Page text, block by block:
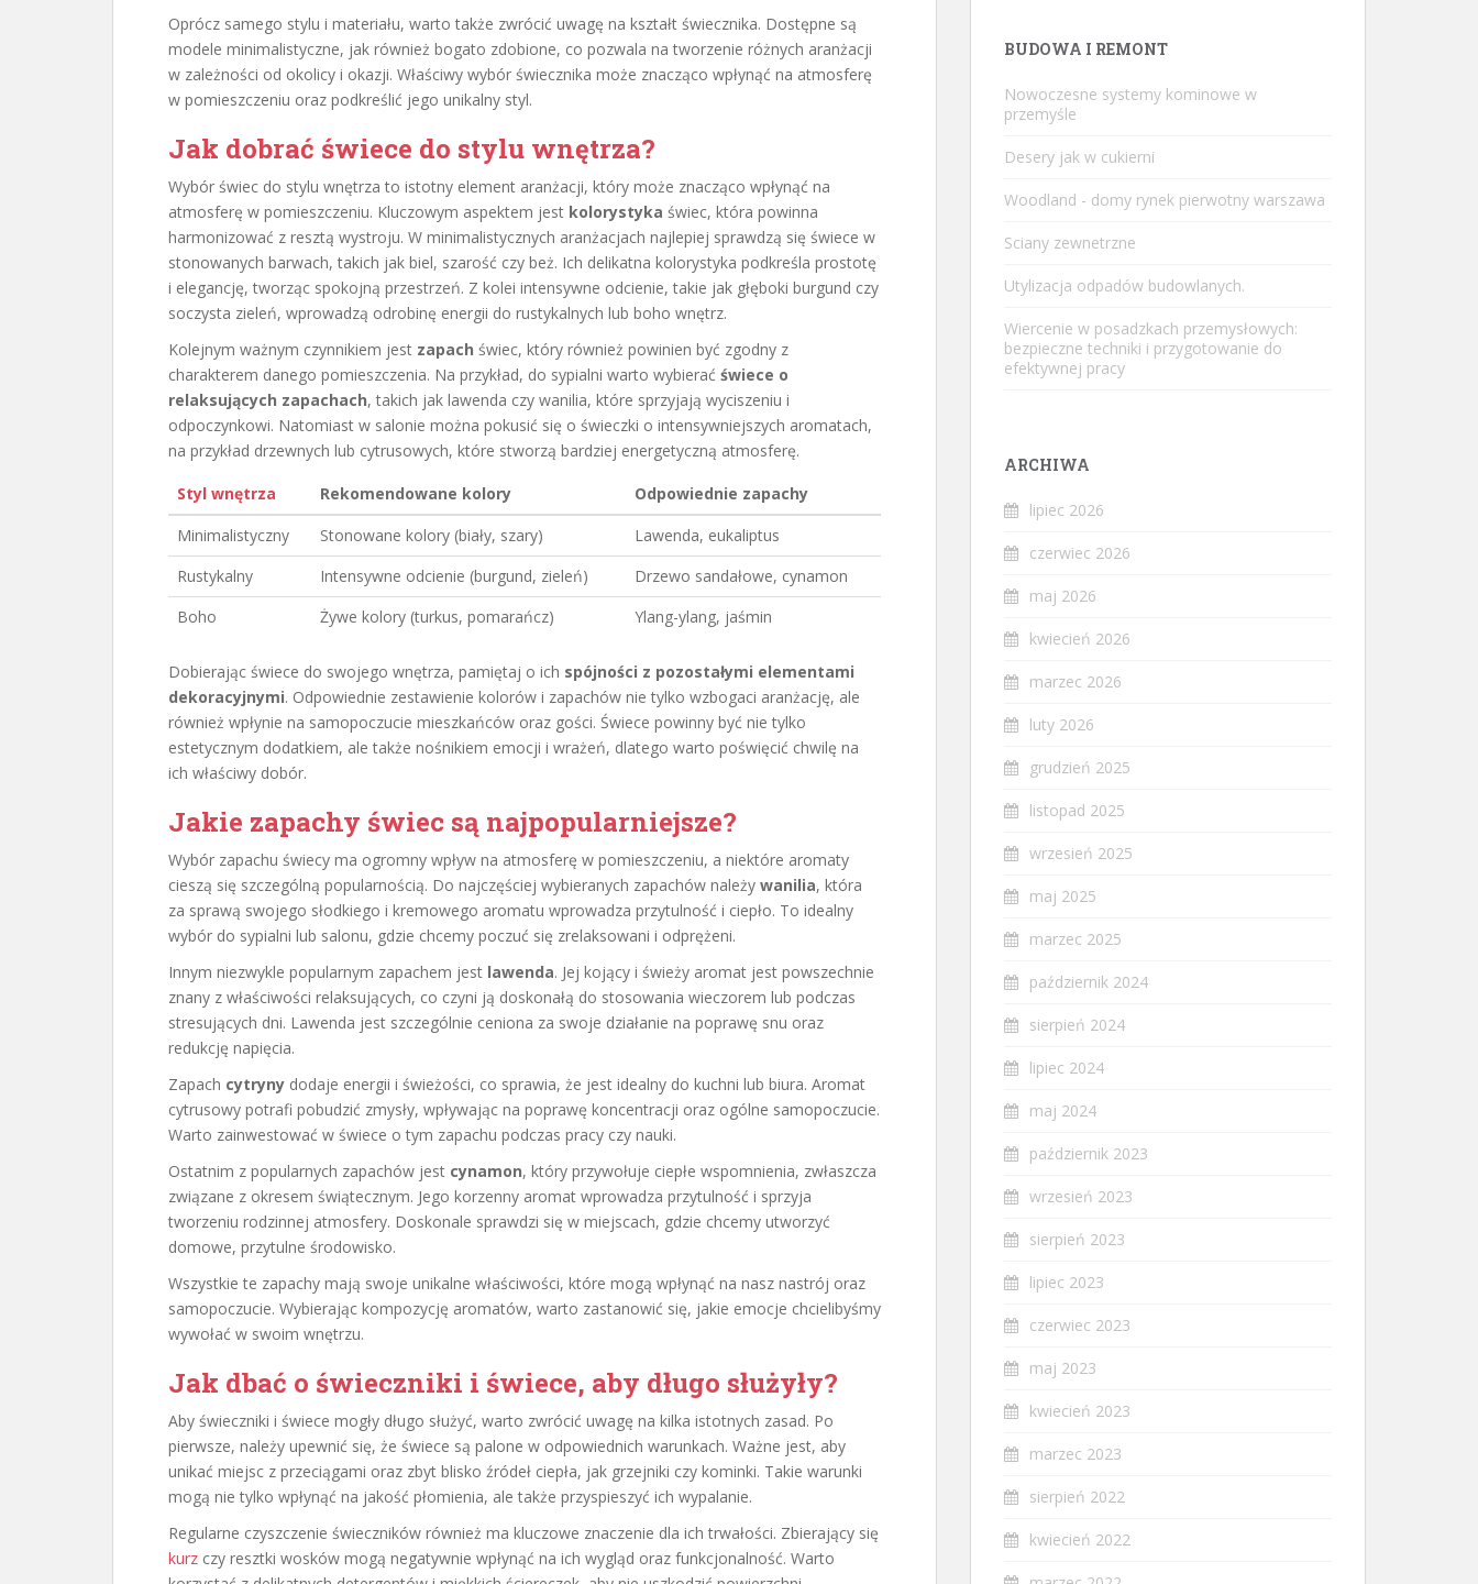
Oprócz samego stylu i materiału, warto także zwrócić uwagę na kształt świecznika. Dostępne są
modele minimalistyczne, jak również bogato zdobione, co pozwala na tworzenie różnych aranżacji
w zależności od okolicy i okazji. Właściwy wybór świecznika może znacząco wpłynąć na atmosferę
w pomieszczeniu oraz podkreślić jego unikalny styl.
Jak dobrać świece do stylu wnętrza?
Wybór świec do stylu wnętrza to istotny element aranżacji, który może znacząco wpłynąć na
atmosferę w pomieszczeniu. Kluczowym aspektem jest kolorystyka świec, która powinna
harmonizować z resztą wystroju. W minimalistycznych aranżacjach najlepiej sprawdzą się świece w
stonowanych barwach, takich jak biel, szarość czy beż. Ich delikatna kolorystyka podkreśla prostotę
i elegancję, tworząc spokojną przestrzeń. Z kolei intensywne odcienie, takie jak głęboki burgund czy
soczysta zieleń, wprowadzą odrobinę energii do rustykalnych lub boho wnętrz.
Kolejnym ważnym czynnikiem jest zapach świec, który również powinien być zgodny z
charakterem danego pomieszczenia. Na przykład, do sypialni warto wybierać świece o
relaksujących zapachach, takich jak lawenda czy wanilia, które sprzyjają wyciszeniu i
odpoczynkowi. Natomiast w salonie można pokusić się o świeczki o intensywniejszych aromatach,
na przykład drzewnych lub cytrusowych, które stworzą bardziej energetyczną atmosferę.
Styl wnętrza Rekomendowane kolory
Odpowiednie zapachy
Minimalistyczny
Stonowane kolory (biały, szary)
Lawenda, eukaliptus
Rustykalny
Intensywne odcienie (burgund, zieleń)
Drzewo sandałowe, cynamon
Boho
Żywe kolory (turkus, pomarańcz) Ylang-ylang, jaśmin
Dobierając świece do swojego wnętrza, pamiętaj o ich spójności z pozostałymi elementami
dekoracyjnymi. Odpowiednie zestawienie kolorów i zapachów nie tylko wzbogaci aranżację, ale
również wpłynie na samopoczucie mieszkańców oraz gości. Świece powinny być nie tylko
estetycznym dodatkiem, ale także nośnikiem emocji i wrażeń, dlatego warto poświęcić chwilę na
ich właściwy dobór.
Jakie zapachy świec są najpopularniejsze?
Wybór zapachu świecy ma ogromny wpływ na atmosferę w pomieszczeniu, a niektóre aromaty
cieszą się szczególną popularnością. Do najczęściej wybieranych zapachów należy wanilia, która
za sprawą swojego słodkiego i kremowego aromatu wprowadza przytulność i ciepło. To idealny
wybór do sypialni lub salonu, gdzie chcemy poczuć się zrelaksowani i odprężeni.
Innym niezwykle popularnym zapachem jest lawenda. Jej kojący i świeży aromat jest powszechnie
znany z właściwości relaksujących, co czyni ją doskonałą do stosowania wieczorem lub podczas
stresujących dni. Lawenda jest szczególnie ceniona za swoje działanie na poprawę snu oraz
redukcję napięcia.
Zapach cytryny dodaje energii i świeżości, co sprawia, że jest idealny do kuchni lub biura. Aromat
cytrusowy potrafi pobudzić zmysły, wpływając na poprawę koncentracji oraz ogólne samopoczucie.
Warto zainwestować w świece o tym zapachu podczas pracy czy nauki.
Ostatnim z popularnych zapachów jest cynamon, który przywołuje ciepłe wspomnienia, zwłaszcza
związane z okresem świątecznym. Jego korzenny aromat wprowadza przytulność i sprzyja
tworzeniu rodzinnej atmosfery. Doskonale sprawdzi się w miejscach, gdzie chcemy utworzyć
domowe, przytulne środowisko.
Wszystkie te zapachy mają swoje unikalne właściwości, które mogą wpłynąć na nasz nastrój oraz
samopoczucie. Wybierając kompozycję aromatów, warto zastanowić się, jakie emocje chcielibyśmy
wywołać w swoim wnętrzu.
Jak dbać o świeczniki i świece, aby długo służyły?
Aby świeczniki i świece mogły długo służyć, warto zwrócić uwagę na kilka istotnych zasad. Po
pierwsze, należy upewnić się, że świece są palone w odpowiednich warunkach. Ważne jest, aby
unikać miejsc z przeciągami oraz zbyt blisko źródeł ciepła, jak grzejniki czy kominki. Takie warunki
mogą nie tylko wpłynąć na jakość płomienia, ale także przyspieszyć ich wypalanie.
Regularne czyszczenie świeczników również ma kluczowe znaczenie dla ich trwałości. Zbierający się
kurz czy resztki wosków mogą negatywnie wpłynąć na ich wygląd oraz funkcjonalność. Warto
BUDOWA I REMONT
Nowoczesne systemy kominowe w
przemyśle
Desery jak w cukierni
Woodland - domy rynek pierwotny warszawa
Sciany zewnetrzne
Utylizacja odpadów budowlanych.
Wiercenie w posadzkach przemysłowych:
bezpieczne techniki i przygotowanie do
efektywnej pracy
ARCHIWA
lipiec 2026
czerwiec 2026
maj 2026
kwiecień 2026
marzec 2026
luty 2026
grudzień 2025
listopad 2025
wrzesień 2025
maj 2025
marzec 2025
październik 2024
sierpień 2024
lipiec 2024
maj 2024
październik 2023
wrzesień 2023
sierpień 2023
lipiec 2023
czerwiec 2023
maj 2023
kwiecień 2023
marzec 2023
sierpień 2022
kwiecień 2022